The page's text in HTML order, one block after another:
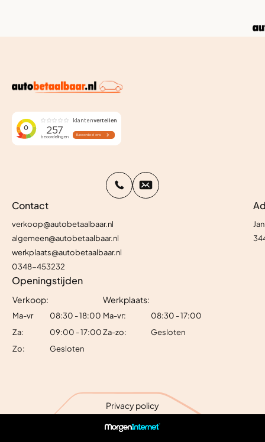
Contact
verkoop@autobetaalbaar.nl
algemeen@autobetaalbaar.nl
werkplaats@autobetaalbaar.nl
0348-453232
Openingstijden
Verkoop:
Ma-vr
08:30 - 18:00
Za:
09:00 - 17:00
Zo:
Gesloten
Werkplaats:
Ma-vr:
08:30 - 17:00
Za-zo:
Gesloten
Privacy policy